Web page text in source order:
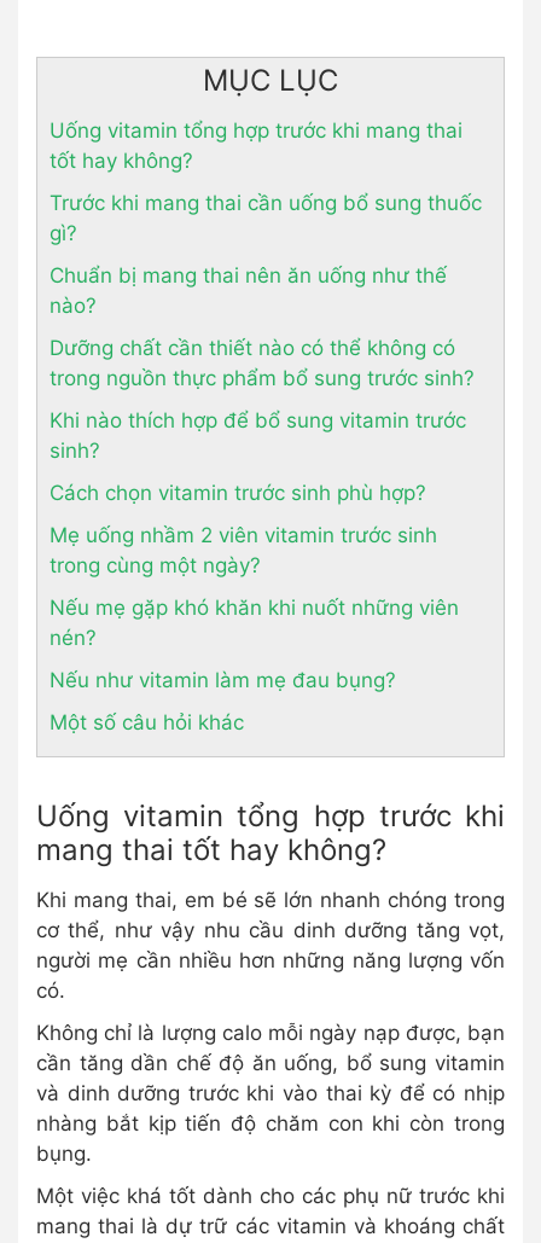
MỤC LỤC
Uống vitamin tổng hợp trước khi mang thai
tốt hay không?
Trước khi mang thai cần uống bổ sung thuốc
gì?
Chuẩn bị mang thai nên ăn uống như thế
nào?
Dưỡng chất cần thiết nào có thể không có
trong nguồn thực phẩm bổ sung trước sinh?
Khi nào thích hợp để bổ sung vitamin trước
sinh?
­­­­­­­Cách chọn vitamin trước sinh phù hợp?
Mẹ uống nhầm 2 viên vitamin trước sinh
trong cùng một ngày?
Nếu mẹ gặp khó khăn khi nuốt những viên
nén?
Nếu như vitamin làm mẹ đau bụng?
Một số câu hỏi khác
Uống vitamin tổng hợp trước khi
mang thai tốt hay không?
Khi mang thai, em bé sẽ lớn nhanh chóng trong
cơ thể, như vậy nhu cầu dinh dưỡng tăng vọt,
người mẹ cần nhiều hơn những năng lượng vốn
có.
Không chỉ là lượng calo mỗi ngày nạp được, bạn
cần tăng dần chế độ ăn uống, bổ sung vitamin
và dinh dưỡng trước khi vào thai kỳ để có nhịp
nhàng bắt kịp tiến độ chăm con khi còn trong
bụng.
Một việc khá tốt dành cho các phụ nữ trước khi
mang thai là dự trữ các vitamin và khoáng chất